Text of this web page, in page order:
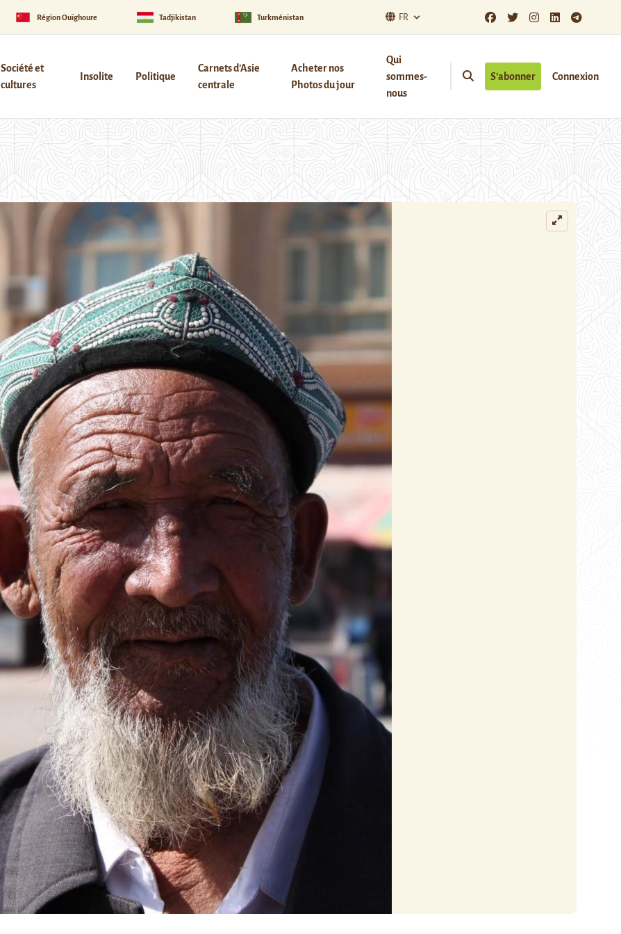
Région Ouïghoure Tadjikistan Turkménistan FR
Société et
cultures
Insolite Politique
Carnets d’Asie
centrale
Acheter nos
Photos du jour
Qui
sommes-
nous
S’abonner Connexion